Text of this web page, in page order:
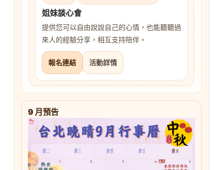
姐妹談心會
提供您可以自由說說自己的心情，也能聽聽過
來人的經驗分享，相互支持陪伴。
報名連結 活動詳情
9 月預告